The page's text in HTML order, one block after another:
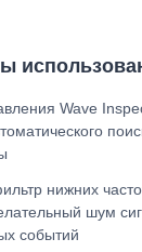
Wave
нижних
шум
событий